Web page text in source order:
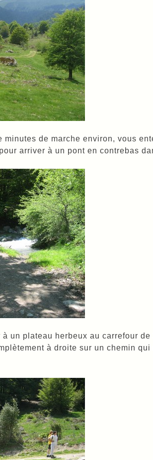
minutes de marche environ, vous
arriver à un pont en contrebas
un plateau herbeux au carrefour de
à droite sur un chemin